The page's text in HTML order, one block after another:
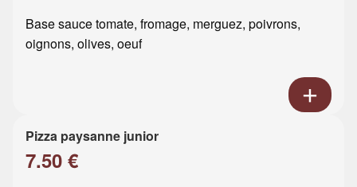
Base sauce tomate, fromage, merguez, poivrons,
oignons, olives, oeuf
Pizza paysanne junior
7.50 €